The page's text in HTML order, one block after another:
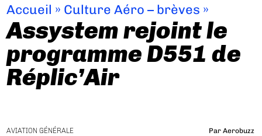
Accueil » Culture Aéro – brèves »
Assystem rejoint le
programme D551 de
Réplic’Air
AVIATION GÉNÉRALE
Par Aerobuzz